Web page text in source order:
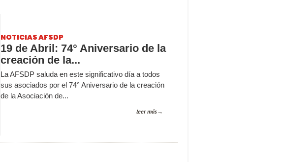
NOTICIAS AFSDP
19 de Abril: 74° Aniversario de la
creación de la...
La AFSDP saluda en este significativo día a todos
sus asociados por el 74° Aniversario de la creación
de la Asociación de...
leer más